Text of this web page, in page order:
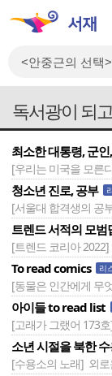
독서광이 되
최소한 대통령, 군
[우리는 미국을 모른
청소년 진로, 공부
[서울대 합격생의 공
트렌드 서적의 모범
[트렌드 코리아 2022]
To read comics 리
[동물은 인간에게 무
아이들 to read list
[고래가 그랬어 173
소년 시절을 북한
[수용소의 노래] 외